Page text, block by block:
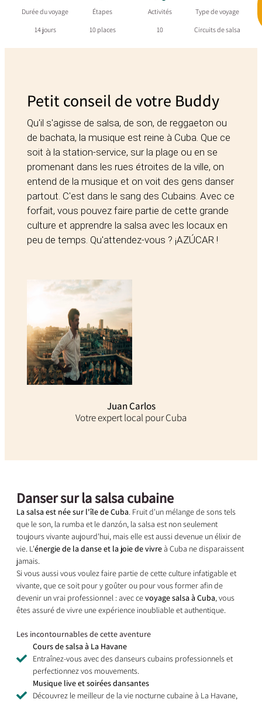
Durée du voyage
14 jours
Étapes
10 places
Activités
10
Type de voyage
Circuits de salsa
Juan Carlos
Votre expert local pour Cuba
Petit conseil de votre Buddy
Qu'il s'agisse de salsa, de son, de reggaeton ou
de bachata, la musique est reine à Cuba. Que ce
soit à la station-service, sur la plage ou en se
promenant dans les rues étroites de la ville, on
entend de la musique et on voit des gens danser
partout. C'est dans le sang des Cubains. Avec ce
forfait, vous pouvez faire partie de cette grande
culture et apprendre la salsa avec les locaux en
peu de temps. Qu'attendez-vous ? ¡AZÚCAR !
Danser sur la salsa cubaine
La salsa est née sur l'île de Cuba. Fruit d'un mélange de sons tels
que le son, la rumba et le danzón, la salsa est non seulement
toujours vivante aujourd'hui, mais elle est aussi devenue un élixir de
vie. L'énergie de la danse et la joie de vivreà Cuba ne disparaissent
jamais.
Si vous aussi vous voulez faire partie de cette culture infatigable et
vivante, que ce soit pour y goûter ou pour vous former afin de
devenir un vrai professionnel : avec cevoyage salsa à Cuba, vous
êtes assuré de vivre une expérience inoubliable et authentique.
Les incontournables de cette aventure
Cours de salsa à La Havane
Entraînez-vous avec des danseurs cubains professionnels et
perfectionnez vos mouvements.
Musique live et soirées dansantes
Découvrez le meilleur de la vie nocturne cubaine à La Havane,